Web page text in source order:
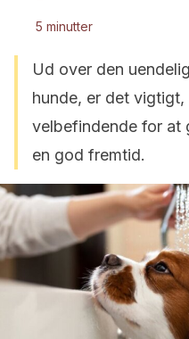
5 minutter
Ud over den
hunde, er det
velbefindende for at
en god fremtid.